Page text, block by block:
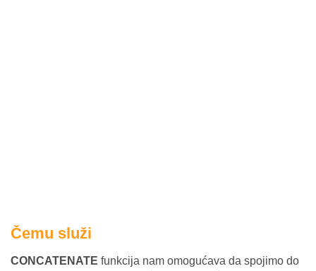
Čemu služi
CONCATENATE funkcija nam omogućava da spojimo do